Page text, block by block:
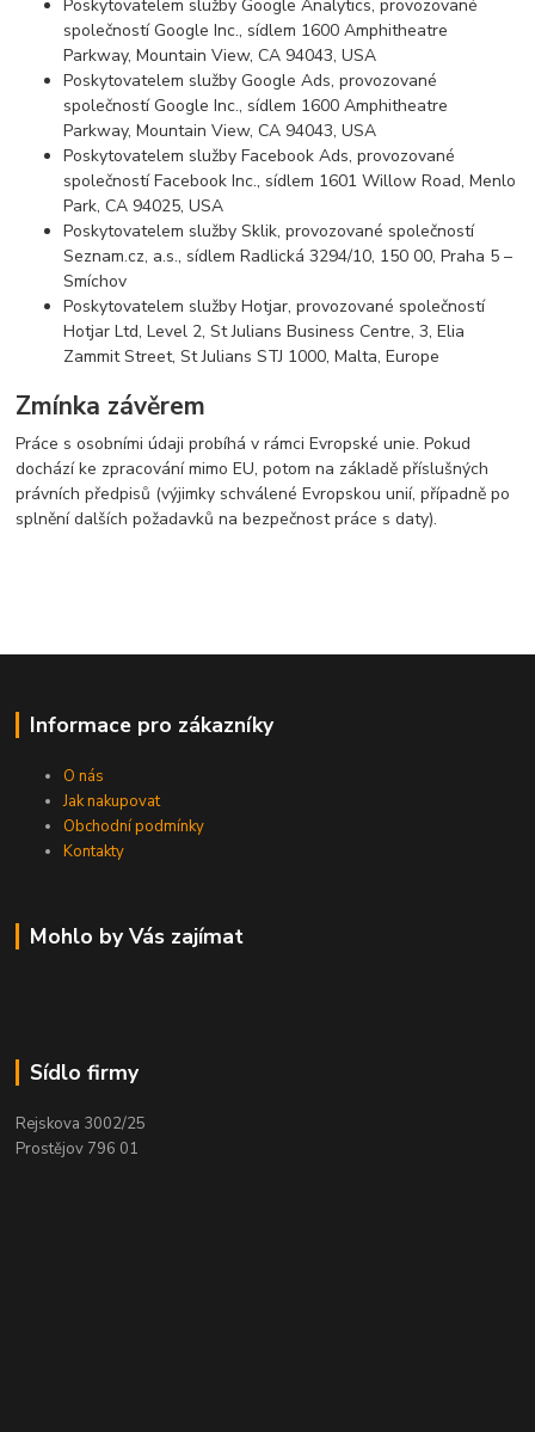
Poskytovatelem služby Google Analytics, provozované
společností Google Inc., sídlem 1600 Amphitheatre
Parkway, Mountain View, CA 94043, USA
Poskytovatelem služby Google Ads, provozované
společností Google Inc., sídlem 1600 Amphitheatre
Parkway, Mountain View, CA 94043, USA
Poskytovatelem služby Facebook Ads, provozované
společností Facebook Inc., sídlem 1601 Willow Road, Menlo
Park, CA 94025, USA
Poskytovatelem služby Sklik, provozované společností
Seznam.cz, a.s., sídlem Radlická 3294/10, 150 00, Praha 5 –
Smíchov
Poskytovatelem služby Hotjar, provozované společností
Hotjar Ltd, Level 2, St Julians Business Centre, 3, Elia
Zammit Street, St Julians STJ 1000, Malta, Europe
Zmínka závěrem
Práce s osobními údaji probíhá v rámci Evropské unie. Pokud
dochází ke zpracování mimo EU, potom na základě příslušných
právních předpisů (výjimky schválené Evropskou unií, případně po
splnění dalších požadavků na bezpečnost práce s daty).
Informace pro zákazníky
O nás
Jak nakupovat
Obchodní podmínky
Kontakty
Mohlo by Vás zajímat
Sídlo firmy
Rejskova 3002/25
Prostějov 796 01